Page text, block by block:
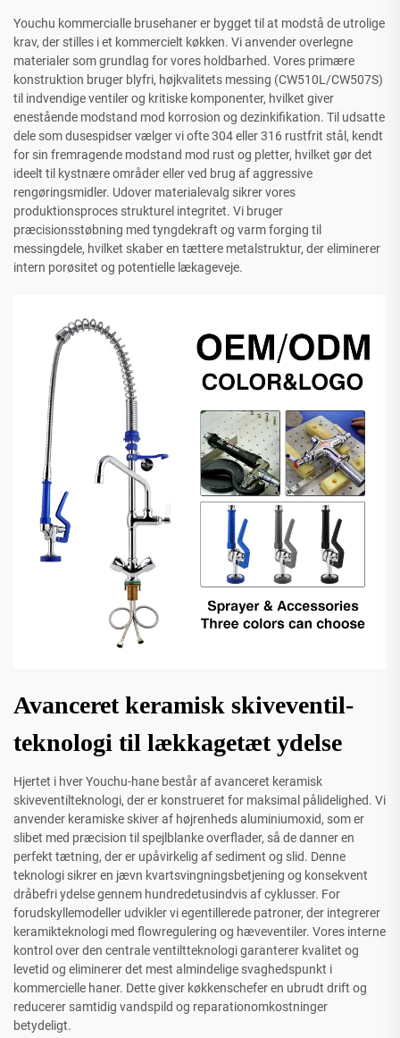
Youchu kommercialle brusehaner er bygget til at modstå de utrolige
krav, der stilles i et kommercielt køkken. Vi anvender overlegne
materialer som grundlag for vores holdbarhed. Vores primære
konstruktion bruger blyfri, højkvalitets messing (CW510L/CW507S)
til indvendige ventiler og kritiske komponenter, hvilket giver
enestående modstand mod korrosion og dezinkifikation. Til udsatte
dele som dusespidser vælger vi ofte 304 eller 316 rustfrit stål, kendt
for sin fremragende modstand mod rust og pletter, hvilket gør det
ideelt til kystnære områder eller ved brug af aggressive
rengøringsmidler. Udover materialevalg sikrer vores
produktionsproces strukturel integritet. Vi bruger
præcisionsstøbning med tyngdekraft og varm forging til
messingdele, hvilket skaber en tættere metalstruktur, der eliminerer
intern porøsitet og potentielle lækageveje.
Avanceret keramisk skiveventil-
teknologi til lækkagetæt ydelse
Hjertet i hver Youchu-hane består af avanceret keramisk
skiveventilteknologi, der er konstrueret for maksimal pålidelighed. Vi
anvender keramiske skiver af højrenheds aluminiumoxid, som er
slibet med præcision til spejlblanke overflader, så de danner en
perfekt tætning, der er upåvirkelig af sediment og slid. Denne
teknologi sikrer en jævn kvartsvingningsbetjening og konsekvent
dråbefri ydelse gennem hundredetusindvis af cyklusser. For
forudskyllemodeller udvikler vi egentillerede patroner, der integrerer
keramikteknologi med flowregulering og hæveventiler. Vores interne
kontrol over den centrale ventiltteknologi garanterer kvalitet og
levetid og eliminerer det mest almindelige svaghedspunkt i
kommercielle haner. Dette giver køkkenschefer en ubrudt drift og
reducerer samtidig vandspild og reparationomkostninger
betydeligt.